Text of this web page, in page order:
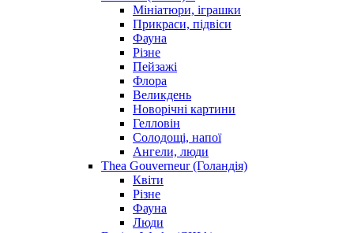
Мініатюри, іграшки
Прикраси, підвіси
Фауна
Різне
Пейзажі
Флора
Великдень
Новорічні картини
Гелловін
Солодощі, напої
Ангели, люди
Thea Gouverneur (Голандія)
Квіти
Різне
Фауна
Люди